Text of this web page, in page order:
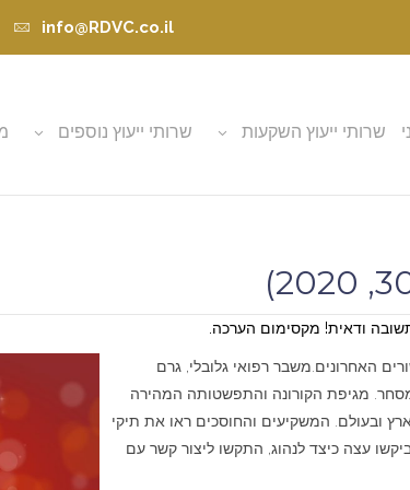
info@RDVC.co.il
שרותי ייעוץ השקעות שרותי ייעוץ נוספים
ודאית! מקסימום הערכה.
משבר רפואי גלובלי, גרם
מגיפת הקורונה והתפשטותה המהירה
ובעולם. המשקיעים והחוסכים ראו את תיקי
עצה כיצד לנהוג, התקשו ליצור קשר עם